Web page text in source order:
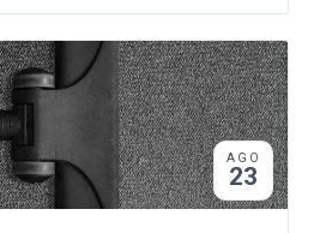
AGO
23